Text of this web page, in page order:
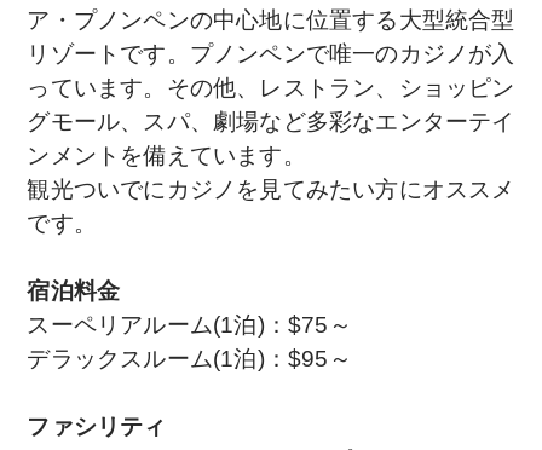
ア・プノンペンの中心地に位置する大型統合型
リゾートです。プノンペンで唯一のカジノが入
っています。その他、レストラン、ショッピン
グモール、スパ、劇場など多彩なエンターテイ
ンメントを備えています。
観光ついでにカジノを見てみたい方にオススメ
です。
宿泊料金
スーペリアルーム(1泊)：$75～
デラックスルーム(1泊)：$95～
ファシリティ